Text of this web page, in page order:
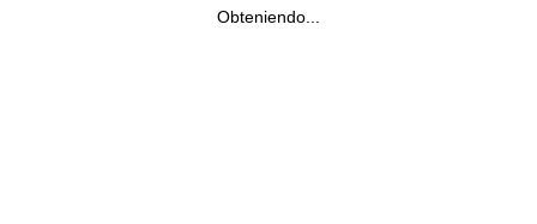
Obteniendo...